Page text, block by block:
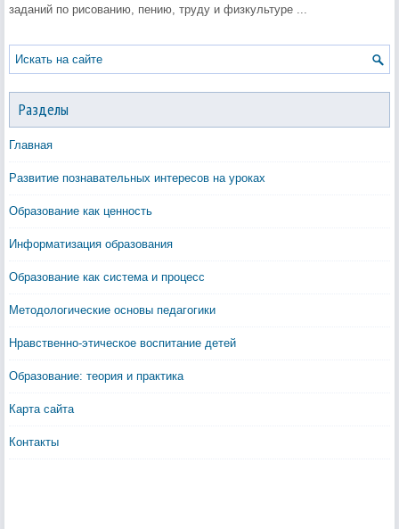
заданий по рисованию, пению, труду и физкультуре ...
Разделы
Главная
Развитие познавательных интересов на уроках
Образование как ценность
Информатизация образования
Образование как система и процесс
Методологические основы педагогики
Нравственно-этическое воспитание детей
Образование: теория и практика
Карта сайта
Контакты